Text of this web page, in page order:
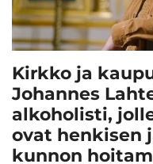
Kirkko ja
Johannes
alkoholisti,
ovat henkisen
kunnon